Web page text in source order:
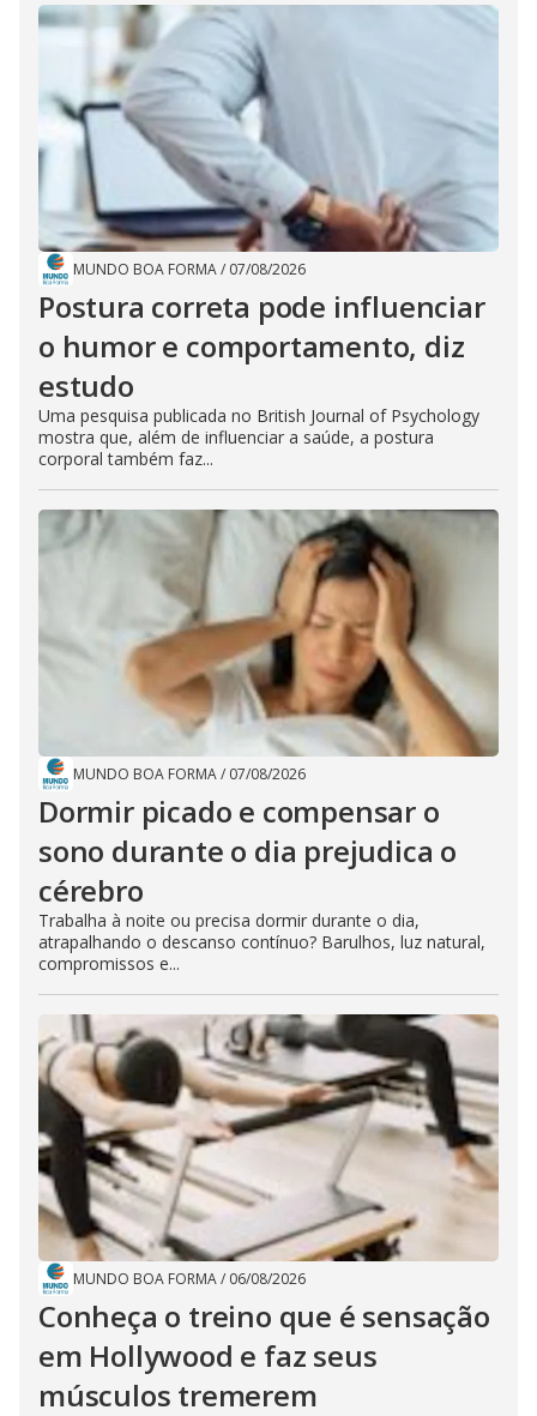
MUNDO BOA FORMA/ 07/08/2026
Postura correta pode influenciar
o humor e comportamento, diz
estudo
Uma pesquisa publicada no British Journal of Psychology
mostra que, além de influenciar a saúde, a postura
corporal também faz...
MUNDO BOA FORMA/ 07/08/2026
Dormir picado e compensar o
sono durante o dia prejudica o
cérebro
Trabalha à noite ou precisa dormir durante o dia,
atrapalhando o descanso contínuo? Barulhos, luz natural,
compromissos e...
MUNDO BOA FORMA/ 06/08/2026
Conheça o treino que é sensação
em Hollywood e faz seus
músculos tremerem